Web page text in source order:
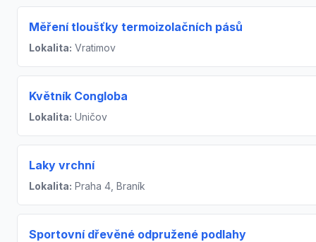
Měření tloušťky termoizolačních pásů
Lokalita: Vratimov
Květník Congloba
Lokalita: Uničov
Laky vrchní
Lokalita: Praha 4, Braník
Sportovní dřevěné odpružené podlahy